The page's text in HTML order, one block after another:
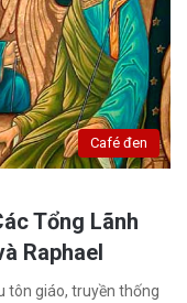
Café đen
Tổng Lãnh
Raphael
tôn giáo, truyền thống